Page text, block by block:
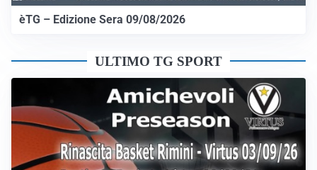
èTG – Edizione Sera 09/08/2026
ULTIMO TG SPORT